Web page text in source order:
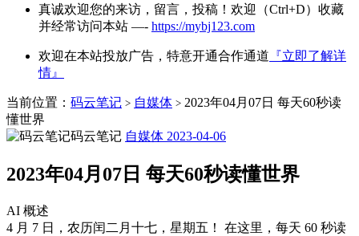
真诚欢迎您的来访，留言，投稿！欢迎（Ctrl+D）收藏
并经常访问本站 —- https://mybj123.com
欢迎在本站投放广告，特意开通合作通道 『立即了解详
情』
当前位置： 码云笔记 > 自媒体 > 2023年04月07日 每天60秒读
懂世界
码云笔记 自媒体 2023-04-06
2023年04月07日 每天60秒读懂世界
AI 概述
4 月 7 日，农历闰二月十七，星期五！ 在这里，每天 60 秒读